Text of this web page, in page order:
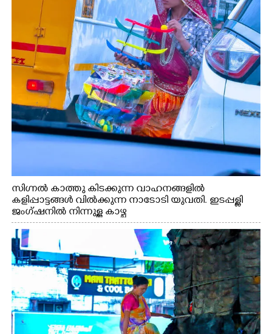
സിഗ്നൽ കാത്തു കിടക്കുന്ന വാഹനങ്ങളിൽ
കളിപ്പാട്ടങ്ങൾ വിൽക്കുന്ന നാടോടി യുവതി. ഇടപ്പള്ളി
ജംഗ്ഷനിൽ നിന്നുള്ള കാഴ്ച